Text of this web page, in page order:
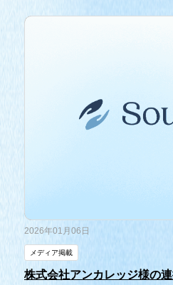
2026年01月06日
メディア掲載
株式会社アンカレッジ様の